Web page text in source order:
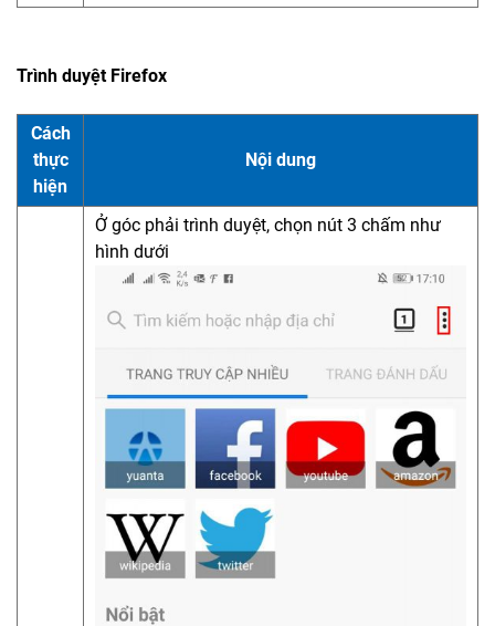
Trình duyệt Firefox
Cách
thực
hiện
Nội dung
Ở góc phải trình duyệt, chọn nút 3 chấm như
hình dưới